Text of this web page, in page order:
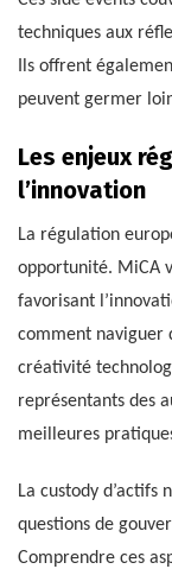
techniques aux
Ils offrent
peuvent germer
Les enjeux
l’innovation
La régulation
opportunité. MiCA
favorisant
comment naviguer
créativité
représentants des
meilleures
La custody d’actifs
questions de
Comprendre ces